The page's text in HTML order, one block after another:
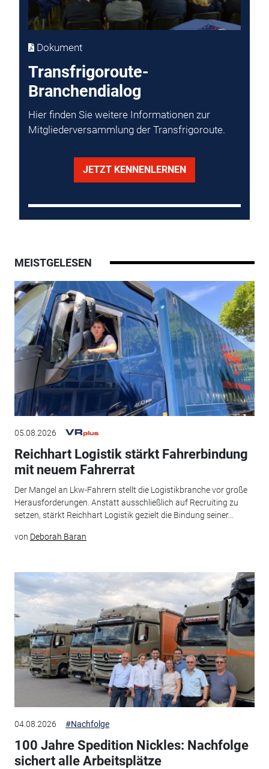
Dokument
Transfrigoroute-
Branchendialog
Hier finden Sie weitere Informationen zur
Mitgliederversammlung der Transfrigoroute.
JETZT KENNENLERNEN
MEISTGELESEN
05.08.2026
Reichhart Logistik stärkt Fahrerbindung
mit neuem Fahrerrat
Der Mangel an Lkw-Fahrern stellt die Logistikbranche vor große
Herausforderungen. Anstatt ausschließlich auf Recruiting zu
setzen, stärkt Reichhart Logistik gezielt die Bindung seiner...
von Deborah Baran
04.08.2026 #Nachfolge
100 Jahre Spedition Nickles: Nachfolge
sichert alle Arbeitsplätze